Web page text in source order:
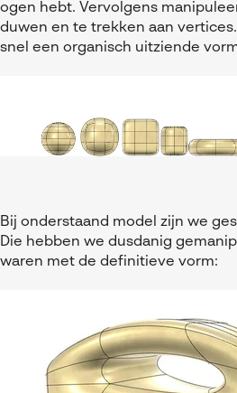
ogen hebt. Vervolgens
duwen en te trekken aan
snel een organisch uitziende
Bij onderstaand model zijn we
Die hebben we dusdanig
waren met de definitieve vorm: